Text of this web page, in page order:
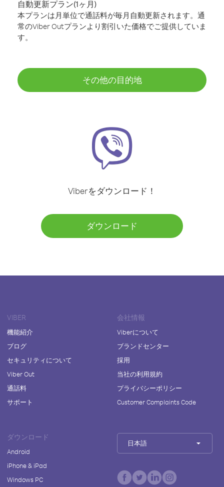
自動更新プラン(1ヶ月)
本プランは月単位で通話料が毎月自動更新されます。通
常のViber Outプランより割引いた価格でご提供していま
す。
その他の目的地
Viberをダウンロード！
ダウンロード
VIBER
機能紹介
ブログ
セキュリティについて
Viber Out
通話料
サポート
会社情報
Viberについて
ブランドセンター
採用
当社の利用規約
プライバシーポリシー
Customer Complaints Code
ダウンロード
Android
iPhone & iPad
Windows PC
日本語